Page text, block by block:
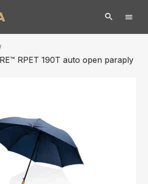
RPET 190T auto open paraply